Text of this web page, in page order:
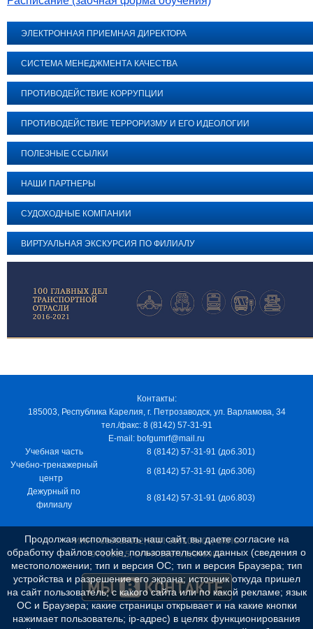
ЭЛЕКТРОННАЯ ПРИЕМНАЯ ДИРЕКТОРА
СИСТЕМА МЕНЕДЖМЕНТА КАЧЕСТВА
ПРОТИВОДЕЙСТВИЕ КОРРУПЦИИ
ПРОТИВОДЕЙСТВИЕ ТЕРРОРИЗМУ И ЕГО ИДЕОЛОГИИ
ПОЛЕЗНЫЕ ССЫЛКИ
НАШИ ПАРТНЕРЫ
СУДОХОДНЫЕ КОМПАНИИ
ВИРТУАЛЬНАЯ ЭКСКУРСИЯ ПО ФИЛИАЛУ
Контакты:
185003, Республика Карелия, г. Петрозаводск, ул. Варламова, 34
тел./факс: 8 (8142) 57-31-91
E-mail: bofgumrf@mail.ru
Учебная часть
8 (8142) 57-31-91 (доб.301)
Учебно-тренажерный
центр
8 (8142) 57-31-91 (доб.306)
Дежурный по
филиалу
8 (8142) 57-31-91 (доб.803)
ИНН 7805029012, КПП 100103001, ОКПО
97163915, ОГРН 1037811048989
Продолжая использовать наш сайт, вы даете согласие на
обработку файлов cookie, пользовательских данных (сведения о
местоположении; тип и версия ОС; тип и версия Браузера; тип
устройства и разрешение его экрана; источник откуда пришел
на сайт пользователь; с какого сайта или по какой рекламе; язык
ОС и Браузера; какие страницы открывает и на какие кнопки
нажимает пользователь; ip-адрес) в целях функционирования